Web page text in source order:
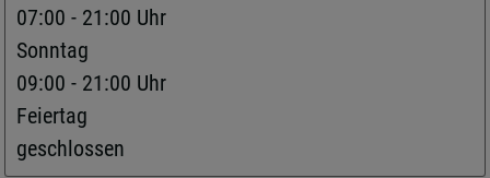
07:00 - 21:00 Uhr
Sonntag
09:00 - 21:00 Uhr
Feiertag
geschlossen